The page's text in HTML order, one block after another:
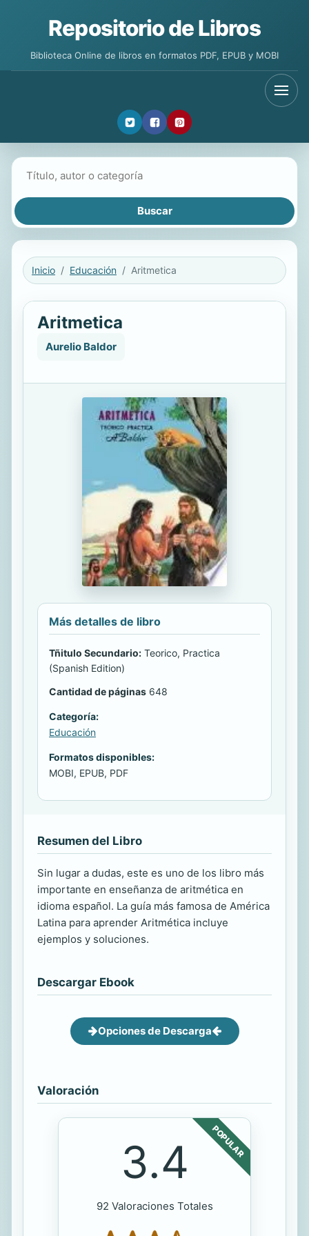
Repositorio de Libros
Biblioteca Online de libros en formatos PDF, EPUB y MOBI
Inicio Educación Aritmetica
Aritmetica
Aurelio Baldor
Más detalles de libro
Tñitulo Secundario: Teorico, Practica
(Spanish Edition)
Cantidad de páginas 648
Categoría:
Educación
Formatos disponibles:
MOBI, EPUB, PDF
Resumen del Libro
Sin lugar a dudas, este es uno de los libro más
importante en enseñanza de aritmética en
idioma español. La guía más famosa de América
Latina para aprender Aritmética incluye
ejemplos y soluciones.
Descargar Ebook
Opciones de Descarga
Valoración
POPULAR
3.4
92 Valoraciones Totales